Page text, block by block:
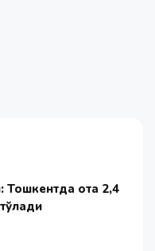
Тошкентда ота 2,4